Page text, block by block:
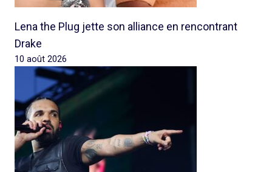
Lena the Plug jette son alliance en rencontrant
Drake
10 août 2026